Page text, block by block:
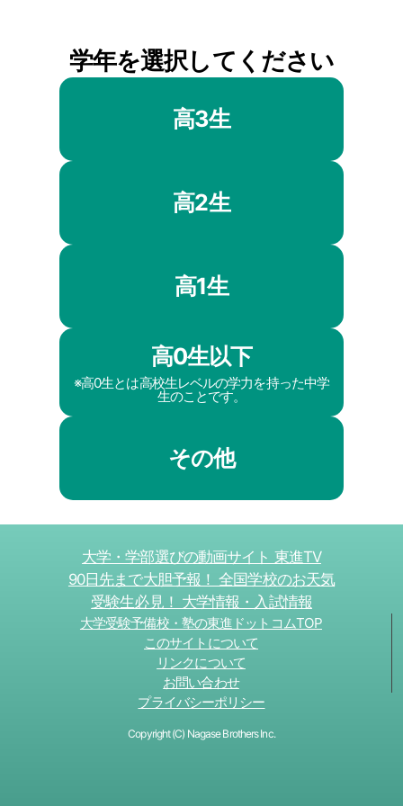
学年を選択してください
高3生
高2生
高1生
高0生以下
※高0生とは高校生レベルの学力を持った中学
生のことです。
その他
大学・学部選びの動画サイト 東進TV
90日先まで大胆予報！ 全国学校のお天気
受験生必見！ 大学情報・入試情報
大学受験予備校・塾の東進ドットコムTOP
このサイトについて
リンクについて
お問い合わせ
プライバシーポリシー
Copyright (C) Nagase Brothers Inc.